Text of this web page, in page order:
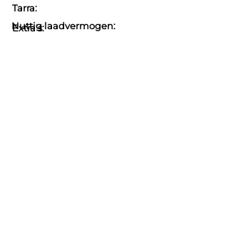
Tarra:
Nuttig laadvermogen:
Extra's: